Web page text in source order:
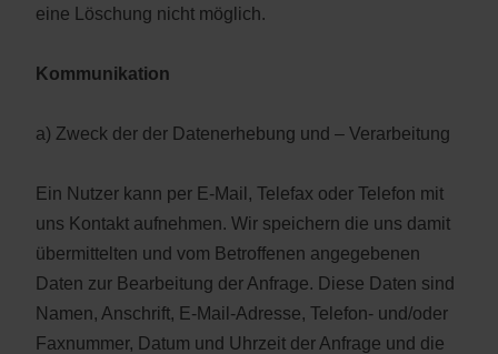
eine Löschung nicht möglich.
Kommunikation
a) Zweck der der Datenerhebung und – Verarbeitung
Ein Nutzer kann per E-Mail, Telefax oder Telefon mit
uns Kontakt aufnehmen. Wir speichern die uns damit
übermittelten und vom Betroffenen angegebenen
Daten zur Bearbeitung der Anfrage. Diese Daten sind
Namen, Anschrift, E-Mail-Adresse, Telefon- und/oder
Faxnummer, Datum und Uhrzeit der Anfrage und die